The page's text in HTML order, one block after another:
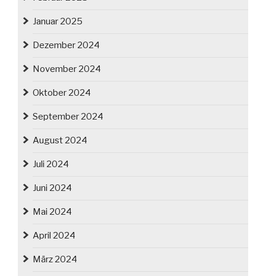
Januar 2025
Dezember 2024
November 2024
Oktober 2024
September 2024
August 2024
Juli 2024
Juni 2024
Mai 2024
April 2024
März 2024